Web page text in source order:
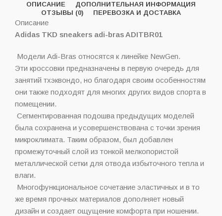
ОПИСАНИЕ
ДОПОЛНИТЕЛЬНАЯ ИНФОРМАЦИЯ
ОТЗЫВЫ (0)
ПЕРЕВОЗКА И ДОСТАВКА
Описание
Adidas TKD sneakers adi-bras ADITBR01
Модели Adi-Bras относятся к линейке NewGen.
Эти кроссовки предназначены в первую очередь для
занятий тхэквондо, но благодаря своим особенностям
они также подходят для многих других видов спорта в
помещении.
Сегментированная подошва предыдущих моделей
была сохранена и усовершенствована с точки зрения
микроклимата. Таким образом, был добавлен
промежуточный слой из тонкой мелкопористой
металлической сетки для отвода избыточного тепла и
влаги.
Многофункциональное сочетание эластичных и в то
же время прочных материалов дополняет новый
дизайн и создает ощущение комфорта при ношении.